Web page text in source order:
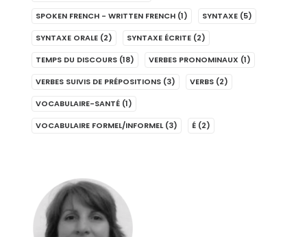
SPOKEN FRENCH - WRITTEN FRENCH (1) SYNTAXE (5)
SYNTAXE ORALE (2) SYNTAXE ÉCRITE (2)
TEMPS DU DISCOURS (18) VERBES PRONOMINAUX (1)
VERBES SUIVIS DE PRÉPOSITIONS (3) VERBS (2)
VOCABULAIRE-SANTÉ (1)
VOCABULAIRE FORMEL/INFORMEL (3) É (2)